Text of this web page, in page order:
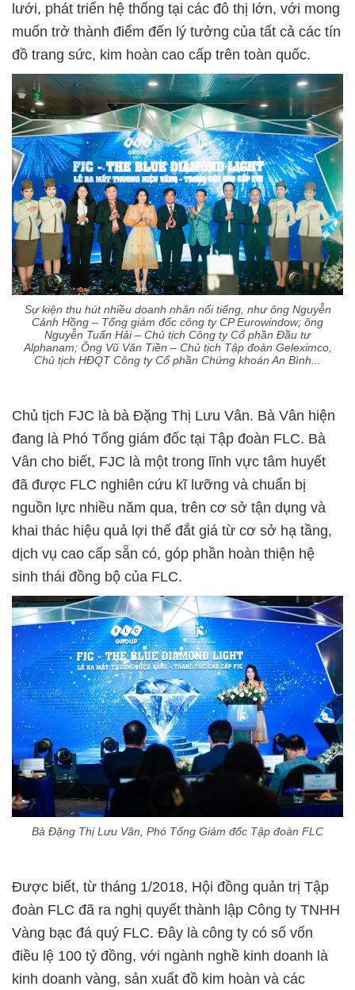
lưới, phát triển hệ thống tại các đô thị lớn, với mong
muốn trở thành điểm đến lý tưởng của tất cả các tín
đồ trang sức, kim hoàn cao cấp trên toàn quốc.
Sự kiện thu hút nhiều doanh nhân nổi tiếng, như ông Nguyễn
Cảnh Hồng – Tổng giám đốc công ty CP Eurowindow; ông
Nguyễn Tuấn Hải – Chủ tịch Công ty Cổ phần Đầu tư
Alphanam; Ông Vũ Văn Tiền – Chủ tịch Tập đoàn Geleximco,
Chủ tịch HĐQT Công ty Cổ phần Chứng khoán An Bình...
Chủ tịch FJC là bà Đặng Thị Lưu Vân. Bà Vân hiện
đang là Phó Tổng giám đốc tại Tập đoàn FLC. Bà
Vân cho biết, FJC là một trong lĩnh vực tâm huyết
đã được FLC nghiên cứu kĩ lưỡng và chuẩn bị
nguồn lực nhiều năm qua, trên cơ sở tận dụng và
khai thác hiệu quả lợi thế đắt giá từ cơ sở hạ tầng,
dịch vụ cao cấp sẵn có, góp phần hoàn thiện hệ
sinh thái đồng bộ của FLC.
Bà Đặng Thị Lưu Vân, Phó Tổng Giám đốc Tập đoàn FLC
Được biết, từ tháng 1/2018, Hội đồng quản trị Tập
đoàn FLC đã ra nghị quyết thành lập Công ty TNHH
Vàng bạc đá quý FLC. Đây là công ty có số vốn
điều lệ 100 tỷ đồng, với ngành nghề kinh doanh là
kinh doanh vàng, sản xuất đồ kim hoàn và các